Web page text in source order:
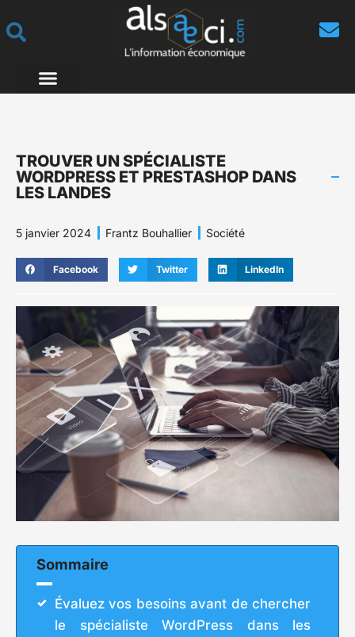
TROUVER UN SPÉCIALISTE
WORDPRESS ET PRESTASHOP DANS
LES LANDES
5 janvier 2024 Frantz Bouhallier Société
Facebook Twitter LinkedIn
Sommaire
Évaluez vos besoins avant de chercher
le spécialiste WordPress dans les